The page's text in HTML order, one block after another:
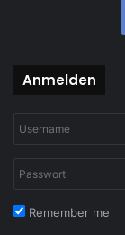
Anmelden
Remember me